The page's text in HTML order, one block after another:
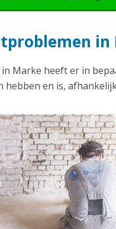
in
Marke heeft er in
hebben en is,